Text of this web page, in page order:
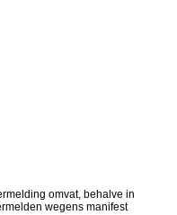
omvat, behalve in
wegens manifest